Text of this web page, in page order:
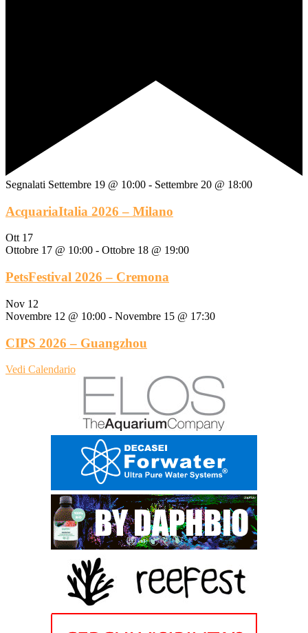
Segnalati Settembre 19 @ 10:00 - Settembre 20 @ 18:00
AcquariaItalia 2026 – Milano
Ott 17
Ottobre 17 @ 10:00 - Ottobre 18 @ 19:00
PetsFestival 2026 – Cremona
Nov 12
Novembre 12 @ 10:00 - Novembre 15 @ 17:30
CIPS 2026 – Guangzhou
Vedi Calendario